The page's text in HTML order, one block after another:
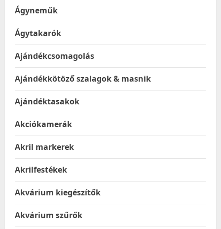
Ágyneműk
Ágytakarók
Ajándékcsomagolás
Ajándékkötöző szalagok & masnik
Ajándéktasakok
Akciókamerák
Akril markerek
Akrilfestékek
Akvárium kiegészítők
Akvárium szűrők